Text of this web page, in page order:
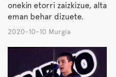
onekin etorri zaizkizue, alta
eman behar dizuete.
2020-10-10 Murgia